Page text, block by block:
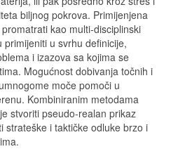
biljnog pokrova. Primijenjena
kao multi-disciplinski
u svrhu definicije,
i izazova sa kojima se
Mogućnost dobivanja točnih i
moče pomoči u
Kombiniranim metodama
stvoriti pseudo-realan prikaz
strateške i taktičke odluke brzo i